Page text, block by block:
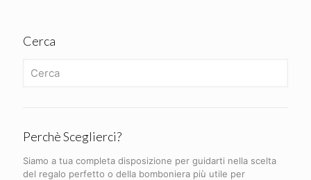
Cerca
Perchè Sceglierci?
Siamo a tua completa disposizione per guidarti nella scelta
del regalo perfetto o della bomboniera più utile per